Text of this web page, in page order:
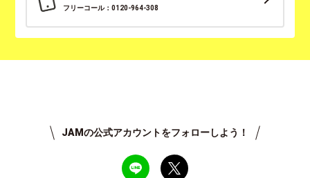
フリーコール：0120-964-308
JAMの公式アカウントをフォローしよう！